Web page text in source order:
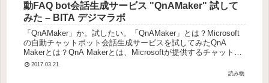
動FAQ bot会話生成サービス "QnAMaker" 試して
みた – BITA デジマラボ
「QnAMaker」か。試したい。「QnAMaker」とは？Microsoft
の自動チャットボット会話生成サービスを試してみたQnA
Makerとは？QnA Makerとは、Microsoftが提供するチャットボ
ットのトークスクリプト会話生...
2017.03.21
読み物